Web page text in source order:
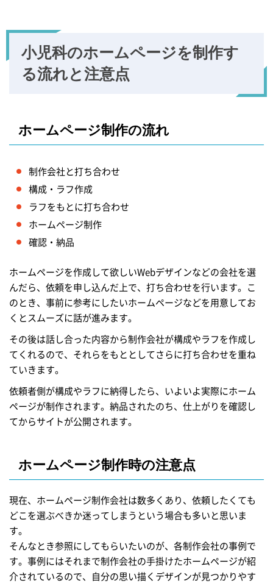
小児科のホームページを制作す
る流れと注意点
ホームページ制作の流れ
制作会社と打ち合わせ
構成・ラフ作成
ラフをもとに打ち合わせ
ホームページ制作
確認・納品
ホームページを作成して欲しいWebデザインなどの会社を選
んだら、依頼を申し込んだ上で、打ち合わせを行います。こ
のとき、事前に参考にしたいホームページなどを用意してお
くとスムーズに話が進みます。
その後は話し合った内容から制作会社が構成やラフを作成し
てくれるので、それらをもととしてさらに打ち合わせを重ね
ていきます。
依頼者側が構成やラフに納得したら、いよいよ実際にホーム
ページが制作されます。納品されたのち、仕上がりを確認し
てからサイトが公開されます。
ホームページ制作時の注意点
現在、ホームページ制作会社は数多くあり、依頼したくても
どこを選ぶべきか迷ってしまうという場合も多いと思いま
す。
そんなとき参照にしてもらいたいのが、各制作会社の事例で
す。事例にはそれまで制作会社の手掛けたホームページが紹
介されているので、自分の思い描くデザインが見つかりやす